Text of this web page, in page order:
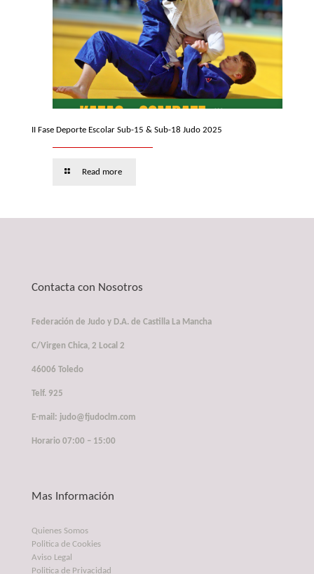
II Fase Deporte Escolar Sub-15 & Sub-18 Judo 2025
Read more
Contacta con Nosotros
Federación de Judo y D.A. de Castilla La Mancha
C/Virgen Chica, 2 Local 2
46006 Toledo
Telf. 925
E-mail: judo@fjudoclm.com
Horario 07:00 – 15:00
Mas Información
Quienes Somos
Politica de Cookies
Aviso Legal
Politica de Privacidad